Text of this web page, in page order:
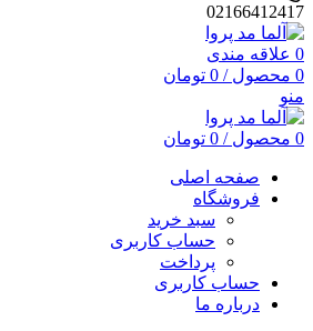
02166412417
0 علاقه مندی
0 محصول /
0 تومان
منو
0 محصول /
0 تومان
صفحه اصلی
فروشگاه
سبد خرید
حساب کاربری
پرداخت
حساب کاربری
درباره ما